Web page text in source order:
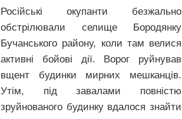
Російські окупанти безжально
обстрілювали селище Бородянку
Бучанського району, коли там велися
активні бойові дії. Ворог руйнував
вщент будинки мирних мешканців.
Утім, під завалами повністю
зруйнованого будинку вдалося знайти